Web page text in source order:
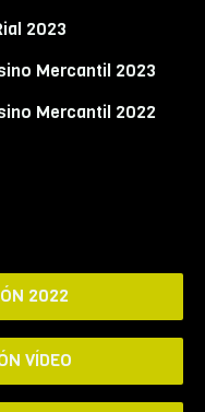
2023
Mercantil 2023
Mercantil 2022
2022
VÍDEO